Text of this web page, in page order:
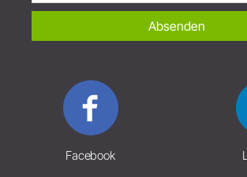
Absenden
Facebook